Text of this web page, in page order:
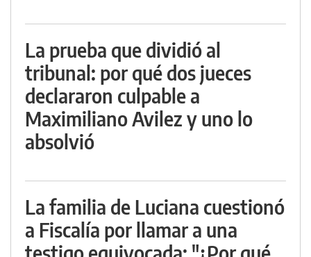
La prueba que dividió al
tribunal: por qué dos jueces
declararon culpable a
Maximiliano Avilez y uno lo
absolvió
La familia de Luciana cuestionó
a Fiscalía por llamar a una